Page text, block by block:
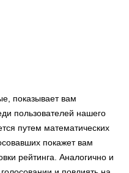
показывает вам
пользователей нашего
путем математических
покажет вам
рейтинга. Аналогично и